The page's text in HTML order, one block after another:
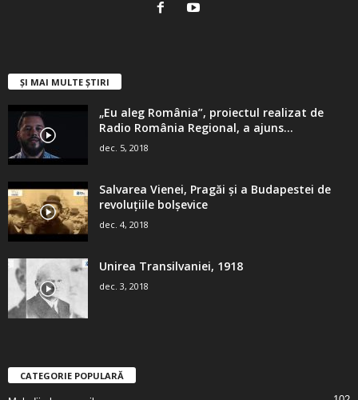
ȘI MAI MULTE ȘTIRI
„Eu aleg România”, proiectul realizat de
Radio România Regional, a ajuns...
dec. 5, 2018
Salvarea Vienei, Pragăi şi a Budapestei de
revoluţiile bolşevice
dec. 4, 2018
Unirea Transilvaniei, 1918
dec. 3, 2018
CATEGORIE POPULARĂ